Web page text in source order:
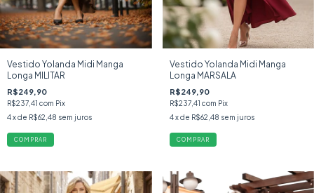
Vestido Yolanda Midi Manga
Longa MILITAR
R$249,90
R$237,41 com Pix
4x de R$62,48 sem juros
COMPRAR
Vestido Yolanda Midi Manga
Longa MARSALA
R$249,90
R$237,41 com Pix
4 x de R$62,48 sem juros
COMPRAR